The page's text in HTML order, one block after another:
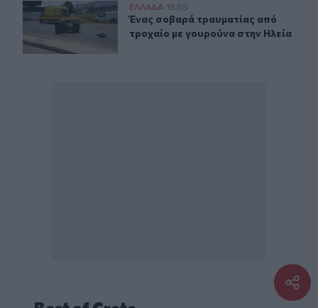
Ένας σοβαρά τραυματίας από τροχαίο με γουρούνα
ΕΛΛAΔΑ 18:58
Ένας σοβαρά τραυματίας από
Ένας σοβαρά τραυματίας από
τροχαίο με γουρούνα στην Ηλεία